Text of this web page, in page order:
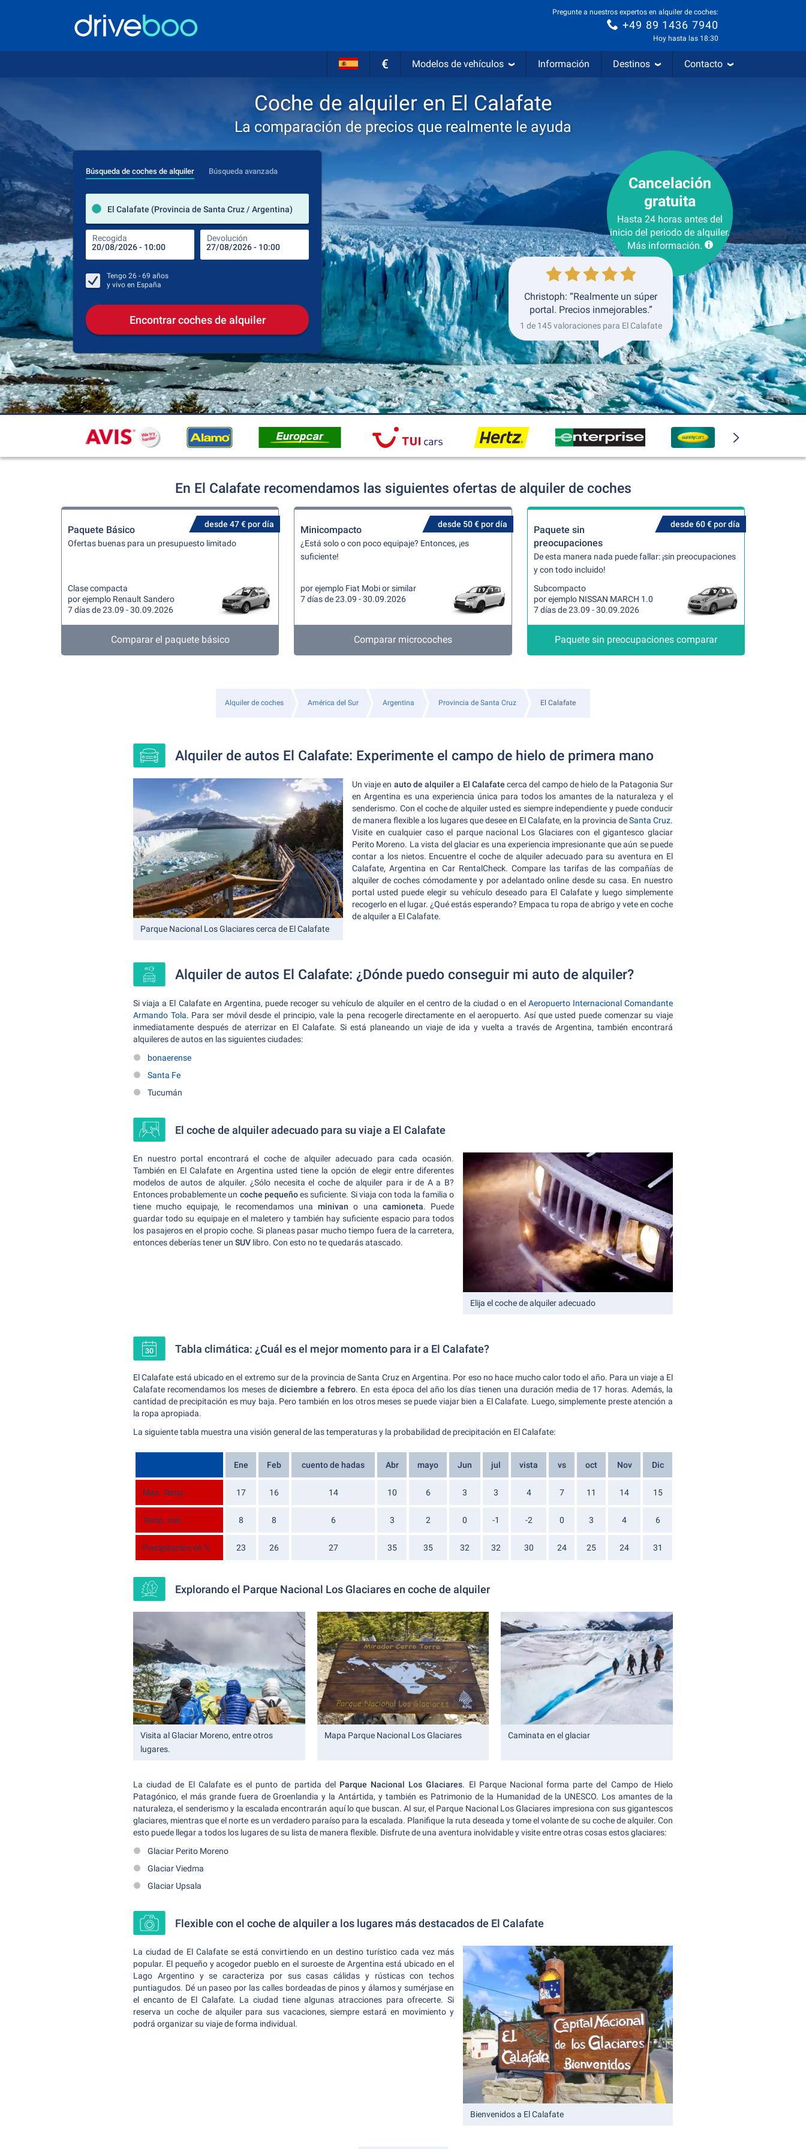
Pregunte a nuestros expertos en alquiler de coches:
+49 89 1436 7940
Hoy hasta las 18:30
€ Modelos de vehículos Información Destinos Contacto
Coche de alquiler en El Calafate
La comparación de precios que realmente le ayuda
Búsqueda de coches de alquiler Búsqueda avanzada
El Calafate (Provincia de Santa Cruz / Argentina)
Recogida Devolución
lugar de alquiler
Lugar de devolución
Recogida Devolución
Tengo 26 - 69 años
y vivo en España
Encontrar coches de alquiler
Cancelación
gratuita
Hasta 24 horas antes del
inicio del periodo de alquiler.
Más información.
Christoph: “Realmente un súper
portal. Precios inmejorables.”
1 de 145 valoraciones para El Calafate
En El Calafate recomendamos las siguientes ofertas de alquiler de coches
desde 47 € por día
Paquete Básico
Ofertas buenas para un presupuesto limitado
Clase compacta
por ejemplo Renault Sandero
7 días de 23.09 - 30.09.2026
Comparar el paquete básico
desde 50 € por día
Minicompacto
¿Está solo o con poco equipaje? Entonces, ¡es
suficiente!
por ejemplo Fiat Mobi or similar
7 días de 23.09 - 30.09.2026
Comparar microcoches
desde 60 € por día
Paquete sin
preocupaciones
De esta manera nada puede fallar: ¡sin preocupaciones
y con todo incluido!
Subcompacto
por ejemplo NISSAN MARCH 1.0
7 días de 23.09 - 30.09.2026
Paquete sin preocupaciones comparar
Alquiler de coches América del Sur Argentina Provincia de Santa Cruz El Calafate
Alquiler de autos El Calafate: Experimente el campo de hielo de primera mano
Parque Nacional Los Glaciares cerca de El Calafate
Un viaje en auto de alquilera El Calafate cerca del campo de hielo de la Patagonia Sur
en Argentina es una experiencia única para todos los amantes de la naturaleza y el
senderismo. Con el coche de alquiler usted es siempre independiente y puede conducir
de manera flexible a los lugares que desee en El Calafate, en la provincia deSanta Cruz.
Visite en cualquier caso el parque nacional Los Glaciares con el gigantesco glaciar
Perito Moreno. La vista del glaciar es una experiencia impresionante que aún se puede
contar a los nietos. Encuentre el coche de alquiler adecuado para su aventura en El
Calafate, Argentina en Car RentalCheck. Compare las tarifas de las compañías de
alquiler de coches cómodamente y por adelantado online desde su casa. En nuestro
portal usted puede elegir su vehículo deseado para El Calafate y luego simplemente
recogerlo en el lugar. ¿Qué estás esperando? Empaca tu ropa de abrigo y vete en coche
de alquiler a El Calafate.
Alquiler de autos El Calafate: ¿Dónde puedo conseguir mi auto de alquiler?
Si viaja a El Calafate en Argentina, puede recoger su vehículo de alquiler en el centro de la ciudad o en el Aeropuerto Internacional Comandante
Armando Tola. Para ser móvil desde el principio, vale la pena recogerle directamente en el aeropuerto. Así que usted puede comenzar su viaje
inmediatamente después de aterrizar en El Calafate. Si está planeando un viaje de ida y vuelta a través de Argentina, también encontrará
alquileres de autos en las siguientes ciudades:
bonaerense
Santa Fe
Tucumán
El coche de alquiler adecuado para su viaje a El Calafate
Elija el coche de alquiler adecuado
En nuestro portal encontrará el coche de alquiler adecuado para cada ocasión.
También en El Calafate en Argentina usted tiene la opción de elegir entre diferentes
modelos de autos de alquiler. ¿Sólo necesita el coche de alquiler para ir de A a B?
Entonces probablemente un coche pequeñoes suficiente. Si viaja con toda la familia o
tiene mucho equipaje, le recomendamos unaminivan o una camioneta. Puede
guardar todo su equipaje en el maletero y también hay suficiente espacio para todos
los pasajeros en el propio coche. Si planeas pasar mucho tiempo fuera de la carretera,
entonces deberías tener un SUV libro. Con esto no te quedarás atascado.
Tabla climática: ¿Cuál es el mejor momento para ir a El Calafate?
El Calafate está ubicado en el extremo sur de la provincia de Santa Cruz en Argentina. Por eso no hace mucho calor todo el año. Para un viaje a El
Calafate recomendamos los meses de diciembre a febrero. En esta época del año los días tienen una duración media de 17 horas. Además, la
cantidad de precipitación es muy baja. Pero también en los otros meses se puede viajar bien a El Calafate. Luego, simplemente preste atención a
la ropa apropiada.
La siguiente tabla muestra una visión general de las temperaturas y la probabilidad de precipitación en El Calafate:
Ene Feb cuento de hadas Abr mayo Jun jul vista vs oct Nov Dic
Max. Temp. 17 16 14 10 6 3 3 4 7 11 14 15
Temp. mín. 8 8 6 3 2 0 -1 -2 0 3 4 6
Precipitación en % 23 26 27 35 35 32 32 30 24 25 24 31
Explorando el Parque Nacional Los Glaciares en coche de alquiler
Visita al Glaciar Moreno, entre otros
lugares.
Mapa Parque Nacional Los Glaciares Caminata en el glaciar
La ciudad de El Calafate es el punto de partida del Parque Nacional Los Glaciares. El Parque Nacional forma parte del Campo de Hielo
Patagónico, el más grande fuera de Groenlandia y la Antártida, y también es Patrimonio de la Humanidad de la UNESCO. Los amantes de la
naturaleza, el senderismo y la escalada encontrarán aquí lo que buscan. Al sur, el Parque Nacional Los Glaciares impresiona con sus gigantescos
glaciares, mientras que el norte es un verdadero paraíso para la escalada. Planifique la ruta deseada y tome el volante de su coche de alquiler. Con
esto puede llegar a todos los lugares de su lista de manera flexible. Disfrute de una aventura inolvidable y visite entre otras cosas estos glaciares:
Glaciar Perito Moreno
Glaciar Viedma
Glaciar Upsala
Flexible con el coche de alquiler a los lugares más destacados de El Calafate
Bienvenidos a El Calafate
La ciudad de El Calafate se está convirtiendo en un destino turístico cada vez más
popular. El pequeño y acogedor pueblo en el suroeste de Argentina está ubicado en el
Lago Argentino y se caracteriza por sus casas cálidas y rústicas con techos
puntiagudos. Dé un paseo por las calles bordeadas de pinos y álamos y sumérjase en
el encanto de El Calafate. La ciudad tiene algunas atracciones para ofrecerte. Si
reserva un coche de alquiler para sus vacaciones, siempre estará en movimiento y
podrá organizar su viaje de forma individual.